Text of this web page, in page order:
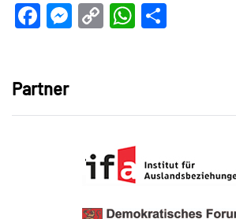
Facebook
Messenger
CopyWhatsApp
Partner